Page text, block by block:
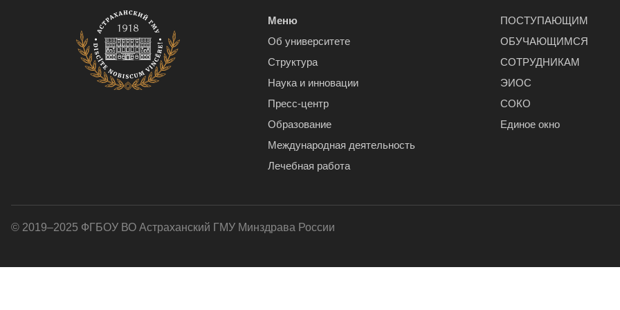
Меню
Об университете
Структура
Наука и инновации
Пресс-центр
Образование
Международная деятельность
Лечебная работа
ПОСТУПАЮЩИМ
ОБУЧАЮЩИМСЯ
СОТРУДНИКАМ
ЭИОС
СОКО
Единое окно
© 2019–2025 ФГБОУ ВО Астраханский ГМУ Минздрава России